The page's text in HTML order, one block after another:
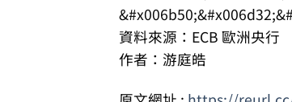
資料來源：ECB 歐洲央行
作者：游庭皓